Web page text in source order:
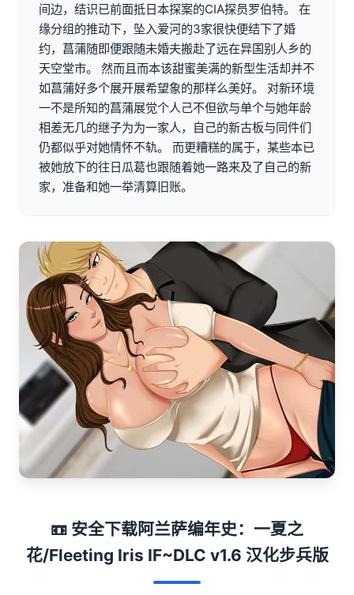
间边，结识已前面抵日本探案的CIA探员罗伯特。 在
缘分组的推动下，坠入爱河的3家很快便结下了婚
约，菖蒲随即便跟随未婚夫搬赴了远在异国别人乡的
天空堂市。 然而且而本该甜蜜美满的新型生活却并不
如菖蒲好多个展开展希望象的那样么美好。 对新环境
一不是所知的菖蒲展觉个人己不但欲与单个与她年龄
相差无几的继子为为一家人，自己的新古板与同件们
仍都似乎对她情怀不轨。 而更糟糕的属于，某些本已
被她放下的往日瓜葛也跟随着她一路来及了自己的新
家，准备和她一举清算旧账。
📼 安全下载阿兰萨编年史：一夏之
花/Fleeting Iris IF~DLC v1.6 汉化步兵版